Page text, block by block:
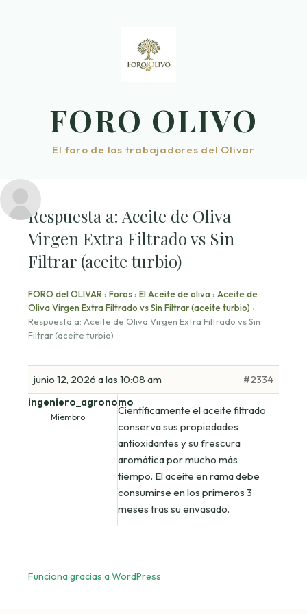
FORO OLIVO
El foro de los trabajadores del Olivar
Respuesta a: Aceite de Oliva
Virgen Extra Filtrado vs Sin
Filtrar (aceite turbio)
FORO del OLIVAR › Foros › El Aceite de oliva › Aceite de
Oliva Virgen Extra Filtrado vs Sin Filtrar (aceite turbio) ›
Respuesta a: Aceite de Oliva Virgen Extra Filtrado vs Sin
Filtrar (aceite turbio)
junio 12, 2026 a las 10:08 am
#2334
ingeniero_agronomo
Miembro
Científicamente el aceite filtrado
conserva sus propiedades
antioxidantes y su frescura
aromática por mucho más
tiempo. El aceite en rama debe
consumirse en los primeros 3
meses tras su envasado.
Funciona gracias a WordPress